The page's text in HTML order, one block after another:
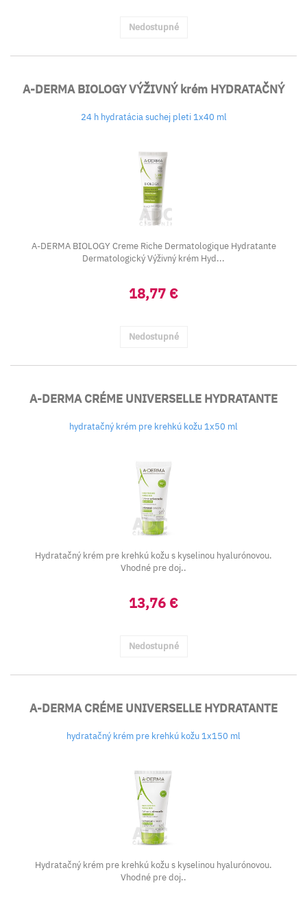
Nedostupné
A-DERMA BIOLOGY VÝŽIVNÝ krém HYDRATAČNÝ
24 h hydratácia suchej pleti 1x40 ml
A-DERMA BIOLOGY Creme Riche Dermatologique Hydratante
Dermatologický Výživný krém Hyd...
18,77 €
Nedostupné
A-DERMA CRÉME UNIVERSELLE HYDRATANTE
hydratačný krém pre krehkú kožu 1x50 ml
Hydratačný krém pre krehkú kožu s kyselinou hyalurónovou.
Vhodné pre doj..
13,76 €
Nedostupné
A-DERMA CRÉME UNIVERSELLE HYDRATANTE
hydratačný krém pre krehkú kožu 1x150 ml
Hydratačný krém pre krehkú kožu s kyselinou hyalurónovou.
Vhodné pre doj..